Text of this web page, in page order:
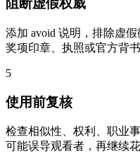
阻断虚假权威
添加 avoid 说明，排除虚
奖项印章、执照或官方背书
5
使用前复核
检查相似性、权利、职业
可能误导观看者，再继续